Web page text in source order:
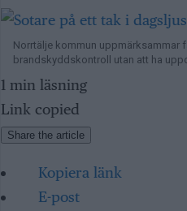
Norrtälje kommun
brandskyddskontroll utan att ha
1 min läsning
Link copied
Share the article
Kopiera länk
E-post